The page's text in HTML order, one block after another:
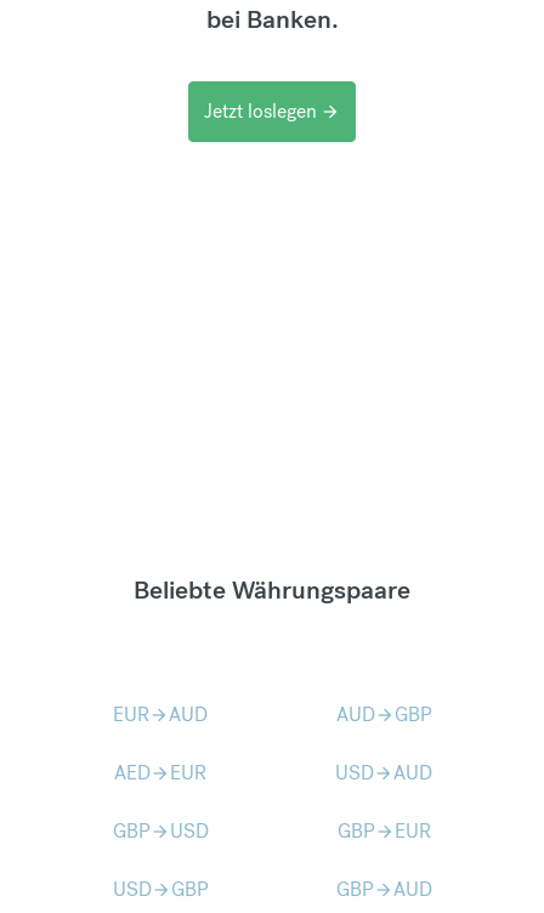
bei Banken.
Jetzt loslegen arrow_forward
Beliebte Währungspaare
EURarrow_forwardAUD AUDarrow_forward GBP
AEDarrow_forward EUR USDarrow_forwardAUD
GBParrow_forward USD GBParrow_forward EUR
USDarrow_forward GBP GBParrow_forwardAUD